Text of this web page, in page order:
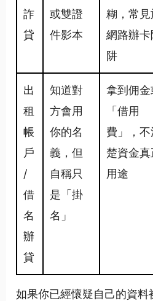
詐
貸
或雙證
件影本
糊，常見
網路辦卡
阱
出
租
帳
戶
/
借
名
辦
貸
知道對
方會用
你的名
義，但
自稱只
是「掛
名」
拿到佣金
「借用
費」，不
楚資金真
用途
如果你已經懷疑自己的資